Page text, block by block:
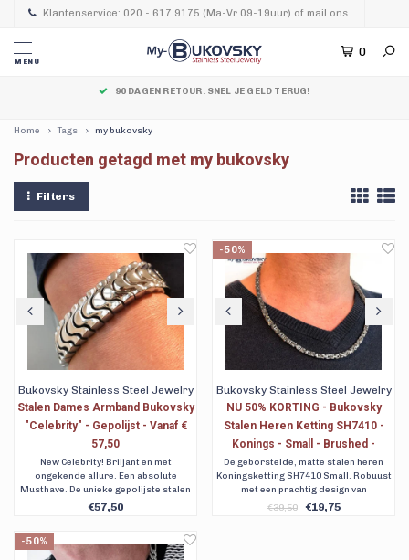
Klantenservice: 020 - 617 9175 (Ma-Vr 09-19uur) of mail ons.
MENU
0
90 DAGEN RETOUR. SNEL JE GELD TERUG!
Home Tags my bukovsky
Producten getagd met my bukovsky
Filters
Bukovsky Stainless Steel Jewelry
Stalen Dames Armband Bukovsky
"Celebrity" - Gepolijst - Vanaf €
57,50
New Celebrity! Briljant en met
ongekende allure. Een absolute
Musthave. De unieke gepolijste stalen
dames armband "Celebrity".
verzending. 90 dagen retour. Ook
achteraf betalen met Klarna. My
€57,50
-50%
Bukovsky Stainless Steel Jewelry
NU 50% KORTING - Bukovsky
Stalen Heren Ketting SH7410 -
Konings - Small - Brushed -
Breedte: 0,4 cm - Dikte: 0,4 cm - 3
Lengtematen. Nu al vanaf € 19,75
De geborstelde, matte stalen heren
Koningsketting SH7410 Small. Robuust
met een prachtig design van
Koningsschakels. Verkrijgbaar in drie
€39,50 €19,75
-50%